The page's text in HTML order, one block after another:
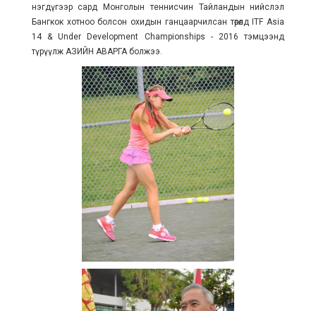
нэгдүгээр сард Монголын теннисчин Тайландын нийслэл
Бангкок хотноо болсон охидын ганцаарчилсан төрөлд ITF Asia
14 & Under Development Championships - 2016 тэмцээнд
түрүүлж АЗИЙН АВАРГА болжээ.